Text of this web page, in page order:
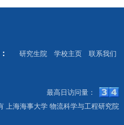
研究生院 学校主页 联系我们
最高日访问量：
上海海事大学 物流科学与工程研究院